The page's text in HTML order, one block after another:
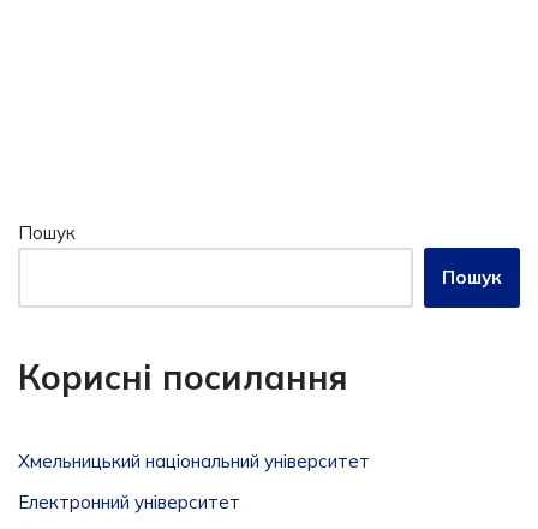
Пошук
Пошук
Корисні посилання
Хмельницький національний університет
Електронний університет